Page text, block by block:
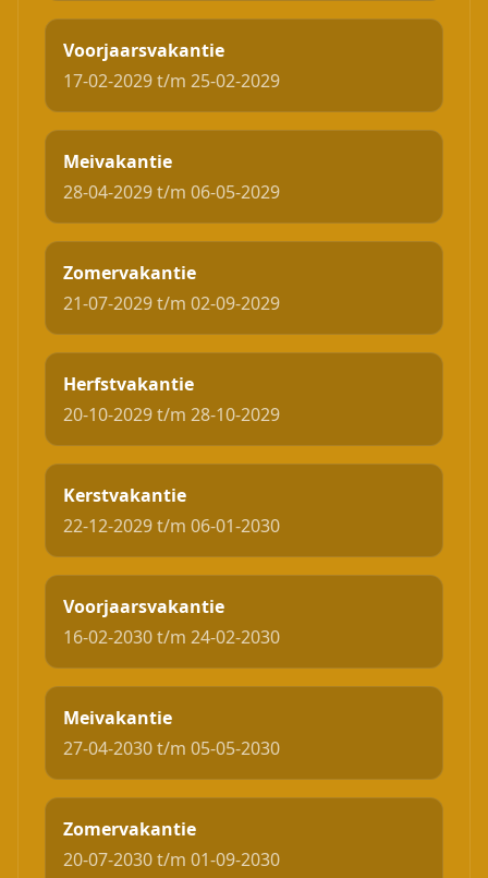
Voorjaarsvakantie
17-02-2029 t/m 25-02-2029
Meivakantie
28-04-2029 t/m 06-05-2029
Zomervakantie
21-07-2029 t/m 02-09-2029
Herfstvakantie
20-10-2029 t/m 28-10-2029
Kerstvakantie
22-12-2029 t/m 06-01-2030
Voorjaarsvakantie
16-02-2030 t/m 24-02-2030
Meivakantie
27-04-2030 t/m 05-05-2030
Zomervakantie
20-07-2030 t/m 01-09-2030